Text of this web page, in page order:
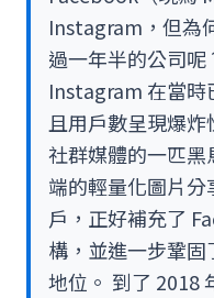
Instagram，但為
過一年半的公司呢
Instagram 在當時
且用戶數呈現爆
社群媒體的一匹
端的輕量化圖片
戶，正好補充了
構，並進一步鞏
地位。 到了 2018